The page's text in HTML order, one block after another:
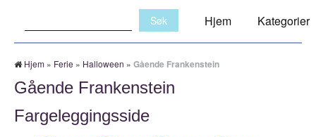
Hjem Kategorier
Hjem » Ferie » Halloween » Gående Frankenstein
Gående Frankenstein
Fargeleggingsside